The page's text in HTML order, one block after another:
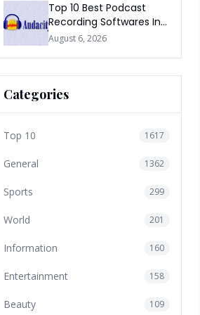
Top 10 Best Podcast
Recording Softwares In
2026
August 6, 2026
Categories
Top 10 1617
General 1362
Sports 299
World 201
Information 160
Entertainment 158
Beauty 109